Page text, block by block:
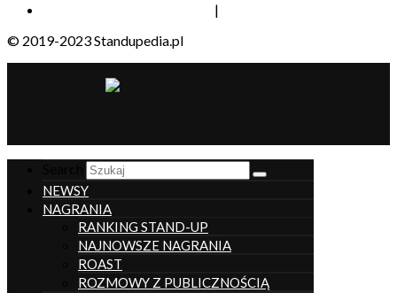
|
© 2019-2023 Standupedia.pl
NEWSY
NAGRANIA
RANKING STAND-UP
NAJNOWSZE NAGRANIA
ROAST
ROZMOWY Z PUBLICZNOŚCIĄ